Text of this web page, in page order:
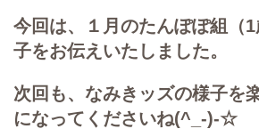
今回は、１月のたんぽぽ組（
子をお伝えいたしました。
次回も、なみきッズの様子を
になってくださいね(^_-)-☆